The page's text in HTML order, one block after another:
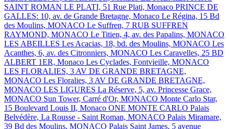
SAINT ROMAN LE PLATI, 51 Rue Plati, Monaco PRINCE DE
GALLES: 10, av. de Grande Bretagne, Monaco Le Régina, 15 Bd
des Moulins, MONACO Le Suffren, 7 RUB SUFFREN
RAYMOND, MONACO Le Titien, 4, av. des Papalins, MONACO
LES ABEILLES Les Acacias, 18, bd. des Moulins, MONACO Les
Acanthes, 6, av. des Citronniers, MONACO Les Caravelles, 25 BD
ALBERT 1ER, Monaco Les Cyclades, Fontvieille, MONACO
LES FLORALIES, 3 AV DE GRANDE BRETAGNE,
MONACO Les Floralies, 3 AV DE GRANDE BRETAGNE,
MONACO LES LIGURES La Réserve, 5, av. Princesse Grace,
MONACO Sun Tower, Carré d'Or, MONACO Monte Carlo Star,
15 Boulevard Louis II, Monaco ONE MONTE CARLO Palais
Belvédère, La Rousse - Saint Roman, MONACO Palais Miramare,
39 Bd des Moulins, MONACO Palais Saint James, 5 avenue